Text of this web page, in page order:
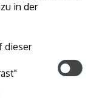
in der
dieser